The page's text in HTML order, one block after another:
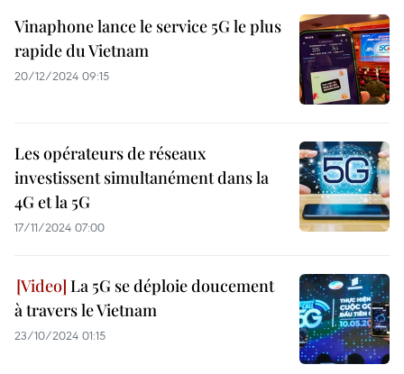
Vinaphone lance le service 5G le plus
rapide du Vietnam
20/12/2024 09:15
Les opérateurs de réseaux
investissent simultanément dans la
4G et la 5G
17/11/2024 07:00
La 5G se déploie doucement
à travers le Vietnam
23/10/2024 01:15